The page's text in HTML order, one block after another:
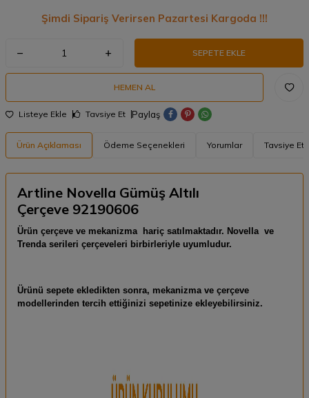
Şimdi Sipariş Verirsen Pazartesi Kargoda !!!
SEPETE EKLE
HEMEN AL
Listeye Ekle Tavsiye Et Paylaş
Ürün Açıklaması Ödeme Seçenekleri Yorumlar Tavsiye Et
Artline Novella Gümüş Altılı
Çerçeve 92190606
Ürün çerçeve ve mekanizma hariç satılmaktadır. Novella ve
Trenda serileri çerçeveleri birbirleriyle uyumludur.
Ürünü sepete ekledikten sonra, mekanizma ve çerçeve
modellerinden tercih ettiğinizi sepetinize ekleyebilirsiniz.